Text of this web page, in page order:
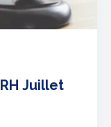
Juillet